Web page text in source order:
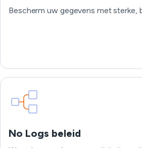
Bescherm uw gegevens met sterke,
No Logs beleid